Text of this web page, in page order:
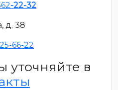
-22-32
д. 38
66-22
уточняйте в